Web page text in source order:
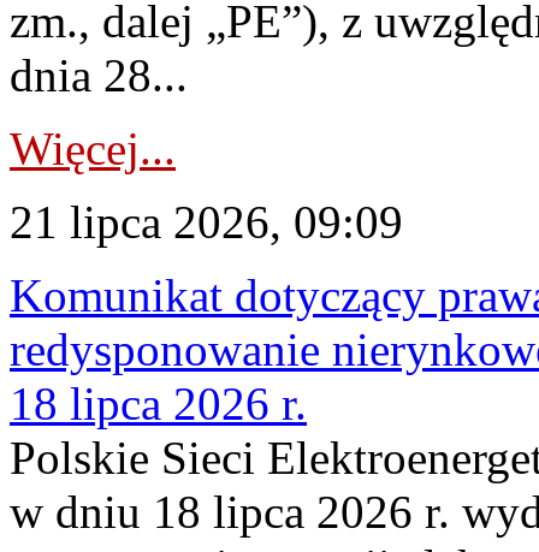
zm., dalej „PE”), z
dnia 28...
Więcej...
21 lipca 2026, 09:09
Komunikat dotyczący
redysponowanie
18 lipca 2026 r.
Polskie Sieci
w dniu 18 lipca 2026 r.